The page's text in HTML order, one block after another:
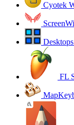
Cyotek
Desktops
FL